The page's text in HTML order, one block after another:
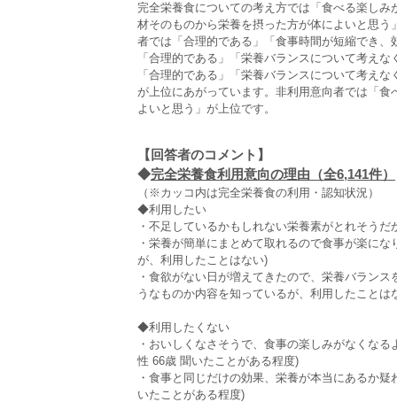
完全栄養食についての考え方では「食べる楽し
材そのものから栄養を摂った方が体によいと思
者では「合理的である」「食事時間が短縮でき
「合理的である」「栄養バランスについて考え
「合理的である」「栄養バランスについて考え
が上位にあがっています。非利用意向者では「
よいと思う」が上位です。
【回答者のコメント】
◆完全栄養食利用意向の理由（全6,141件）
（※カッコ内は完全栄養食の利用・認知状況）
◆利用したい
・不足しているかもしれない栄養素がとれそう
・栄養が簡単にまとめて取れるので食事が楽に
が、利用したことはない)
・食欲がない日が増えてきたので、栄養バラン
うなものか内容を知っているが、利用したことは
◆利用したくない
・おいしくなさそうで、食事の楽しみがなくな
性 66歳 聞いたことがある程度)
・食事と同じだけの効果、栄養が本当にあるか
いたことがある程度)